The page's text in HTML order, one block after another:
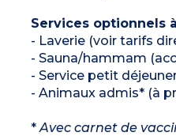
Services optionnels
- Laverie (voir tarifs
- Sauna/hammam
- Service petit
- Animaux admis* (à
*Avec carnet de